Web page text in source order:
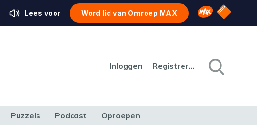
Lees voor Word lid van Omroep MAX Omroep MAX
NPO
Inloggen Registreren
Puzzels Podcast Oproepen